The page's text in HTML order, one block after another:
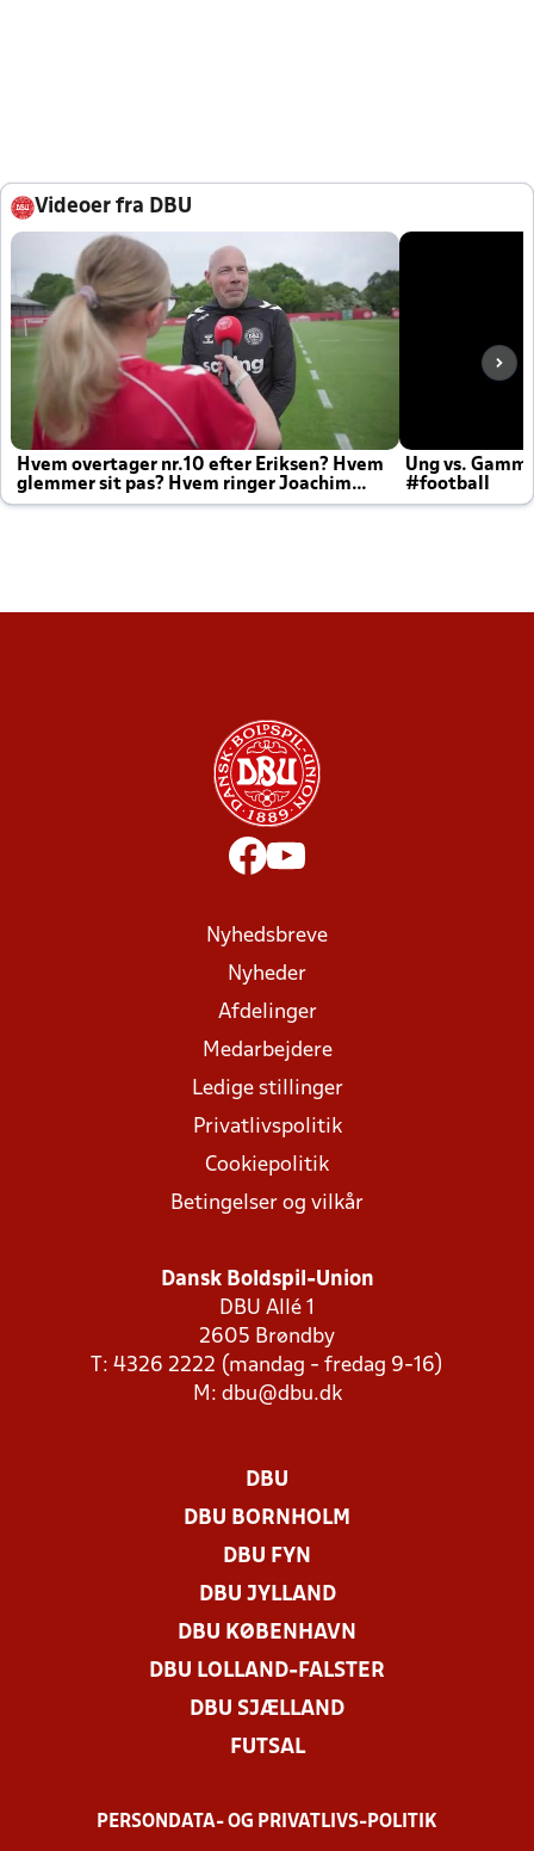
Videoer fra DBU
Hvem overtager nr.10 efter Eriksen? Hvem
glemmer sit pas? Hvem ringer Joachim
altid til efter kampe?
Ung vs.
#football
Nyhedsbreve
Nyheder
Afdelinger
Medarbejdere
Ledige stillinger
Privatlivspolitik
Cookiepolitik
Betingelser og vilkår
Dansk Boldspil-Union
DBU Allé 1
2605 Brøndby
T: 4326 2222 (mandag - fredag 9-16)
M: dbu@dbu.dk
DBU
DBU BORNHOLM
DBU FYN
DBU JYLLAND
DBU KØBENHAVN
DBU LOLLAND-FALSTER
DBU SJÆLLAND
FUTSAL
PERSONDATA- OG PRIVATLIVS-POLITIK